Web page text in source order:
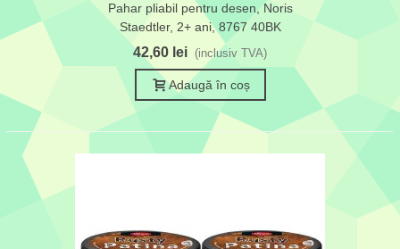
Pahar pliabil pentru desen, Noris
Staedtler, 2+ ani, 8767 40BK
42,60 lei (inclusiv TVA)
Adaugă în coș